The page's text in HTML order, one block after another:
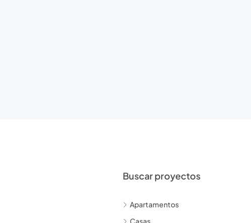
Buscar proyectos
Apartamentos
Casas